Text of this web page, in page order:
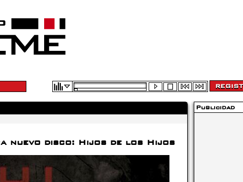
nuevo disco: Hijos de los Hijos
Publicidad